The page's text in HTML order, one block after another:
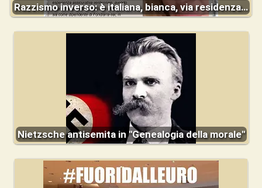
Razzismo inverso: è italiana, bianca, via residenza…
Nietzsche antisemita in "Genealogia della morale"